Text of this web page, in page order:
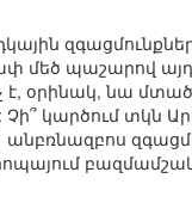
մեծ պաշարով
է, օրինակ, նա
կարծում տկն
անբռնազբոս